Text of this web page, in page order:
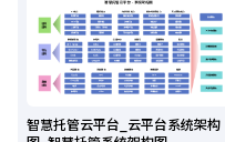
智慧托管云平台_云平台系统架构